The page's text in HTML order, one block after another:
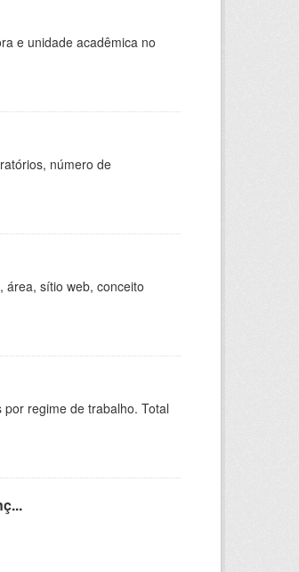
e unidade acadêmica no
número de
área, sítio web, conceito
regime de trabalho. Total